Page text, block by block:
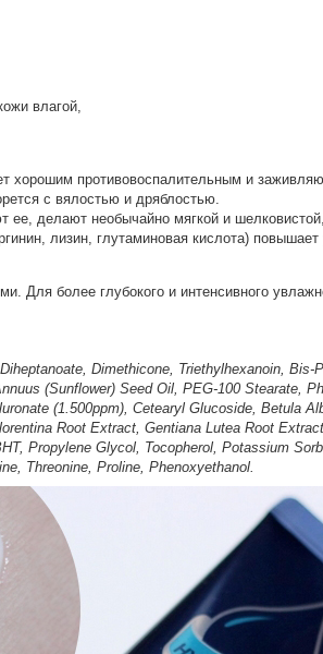
влагой,
хорошим противовоспалительным и
с вялостью и дряблостью.
ее, делают необычайно мягкой и
лизин, глутаминовая кислота) повышает
более глубокого и интенсивного
Dimethicone, Triethylhexanoin,
(Sunflower) Seed Oil, PEG-100 Stearate,
(1.500ppm), Cetearyl Glucoside, Betula
Root Extract, Gentiana Lutea Root
Propylene Glycol, Tocopherol, Potassium
Threonine, Proline, Phenoxyethanol.